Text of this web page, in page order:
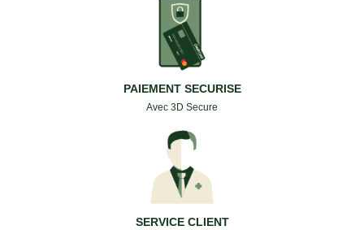
PAIEMENT SECURISE
Avec 3D Secure
SERVICE CLIENT